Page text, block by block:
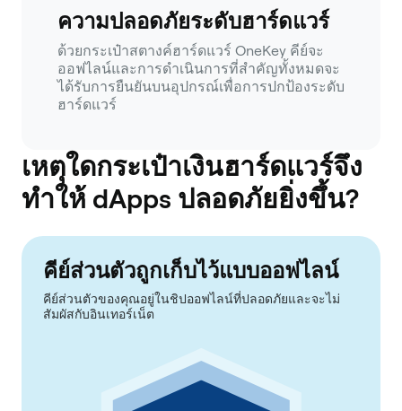
ความปลอดภัยระดับฮาร์ดแวร์
ด้วยกระเป๋าสตางค์ฮาร์ดแวร์ OneKey คีย์จะ
ออฟไลน์และการดำเนินการที่สำคัญทั้งหมดจะ
ได้รับการยืนยันบนอุปกรณ์เพื่อการปกป้องระดับ
ฮาร์ดแวร์
เหตุใดกระเป๋าเงินฮาร์ดแวร์จึง
ทำให้ dApps ปลอดภัยยิ่งขึ้น?
คีย์ส่วนตัวถูกเก็บไว้แบบออฟไลน์
คีย์ส่วนตัวของคุณอยู่ในชิปออฟไลน์ที่ปลอดภัยและจะไม่
สัมผัสกับอินเทอร์เน็ต